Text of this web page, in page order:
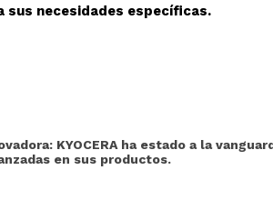
sus necesidades específicas.
KYOCERA ha estado a la
en sus productos.